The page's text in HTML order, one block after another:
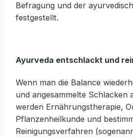
Befragung und der
festgestellt.
Ayurveda entschlackt und
Wenn man die Balance
und angesammelte Schlacken
werden Ernährungstherapie,
Pflanzenheilkunde und
Reinigungsverfahren